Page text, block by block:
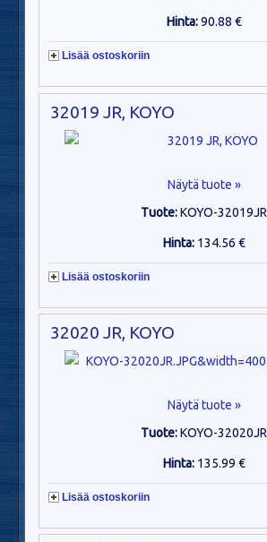
Hinta:90.88 €
Lisää ostoskoriin
32019 JR, KOYO
Näytä tuote »
Tuote:KOYO-32019JR
Hinta: 134.56 €
Lisää ostoskoriin
32020 JR, KOYO
Näytä tuote »
Tuote:KOYO-32020JR
Hinta: 135.99 €
Lisää ostoskoriin